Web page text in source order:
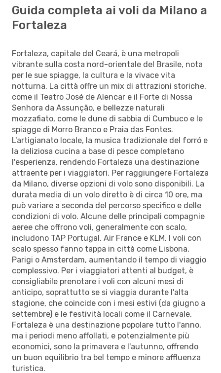
Guida completa ai voli da Milano a
Fortaleza
Fortaleza, capitale del Ceará, è una metropoli
vibrante sulla costa nord-orientale del Brasile, nota
per le sue spiagge, la cultura e la vivace vita
notturna. La città offre un mix di attrazioni storiche,
come il Teatro José de Alencar e il Forte di Nossa
Senhora da Assunção, e bellezze naturali
mozzafiato, come le dune di sabbia di Cumbuco e le
spiagge di Morro Branco e Praia das Fontes.
L'artigianato locale, la musica tradizionale del forró e
la deliziosa cucina a base di pesce completano
l'esperienza, rendendo Fortaleza una destinazione
attraente per i viaggiatori. Per raggiungere Fortaleza
da Milano, diverse opzioni di volo sono disponibili. La
durata media di un volo diretto è di circa 10 ore, ma
può variare a seconda del percorso specifico e delle
condizioni di volo. Alcune delle principali compagnie
aeree che offrono voli, generalmente con scalo,
includono TAP Portugal, Air France e KLM. I voli con
scalo spesso fanno tappa in città come Lisbona,
Parigi o Amsterdam, aumentando il tempo di viaggio
complessivo. Per i viaggiatori attenti al budget, è
consigliabile prenotare i voli con alcuni mesi di
anticipo, soprattutto se si viaggia durante l'alta
stagione, che coincide con i mesi estivi (da giugno a
settembre) e le festività locali come il Carnevale.
Fortaleza è una destinazione popolare tutto l'anno,
ma i periodi meno affollati, e potenzialmente più
economici, sono la primavera e l'autunno, offrendo
un buon equilibrio tra bel tempo e minore affluenza
turistica.